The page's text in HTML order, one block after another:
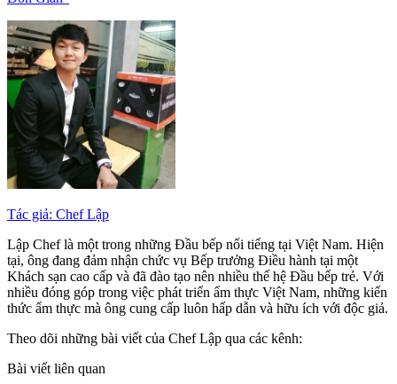
Tác giả: Chef Lập
Lập Chef là một trong những Đầu bếp nổi tiếng tại Việt Nam. Hiện
tại, ông đang đảm nhận chức vụ Bếp trưởng Điều hành tại một
Khách sạn cao cấp và đã đào tạo nên nhiều thế hệ Đầu bếp trẻ. Với
nhiều đóng góp trong việc phát triển ẩm thực Việt Nam, những kiến
thức ẩm thực mà ông cung cấp luôn hấp dẫn và hữu ích với độc giả.
Theo dõi những bài viết của Chef Lập qua các kênh:
Bài viết liên quan